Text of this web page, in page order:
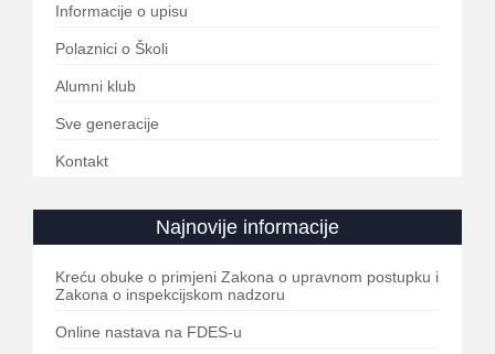
Informacije o upisu
Polaznici o Školi
Alumni klub
Sve generacije
Kontakt
Najnovije informacije
Kreću obuke o primjeni Zakona o upravnom postupku i
Zakona o inspekcijskom nadzoru
Online nastava na FDES-u